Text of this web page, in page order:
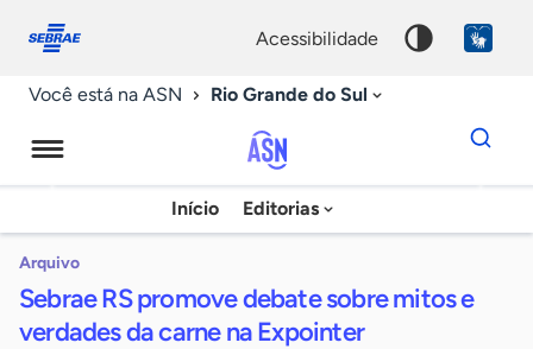
conosco
acessibilidade
Você está na ASN Rio Grande do Sul
Agência
Sebrae
Notícias
Início Editorias
Dados
para
chave
Arquivo
Sebrae RS promove debate sobre mitos e
verdades da carne na Expointer